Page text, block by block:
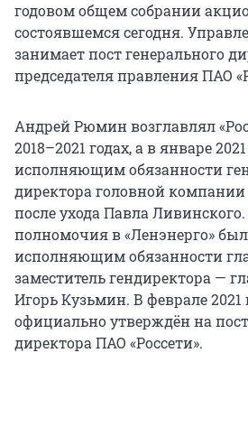
годовом общем собрании
состоявшемся сегодня.
занимает пост генерального
председателя правления ПАО
Андрей Рюмин возглавлял
2018–2021 годах, а в январе
исполняющим обязанности
директора головной
после ухода Павла
полномочия в «Ленэнерго»
исполняющим обязанности
заместитель гендиректора —
Игорь Кузьмин. В феврале
официально утверждён на
директора ПАО «Россети».